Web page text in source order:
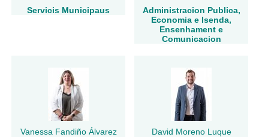
Servicis Municipaus
Administracion Publica,
Economia e Isenda,
Ensenhament e
Comunicacion
Vanessa Fandiño Álvarez
David Moreno Luque